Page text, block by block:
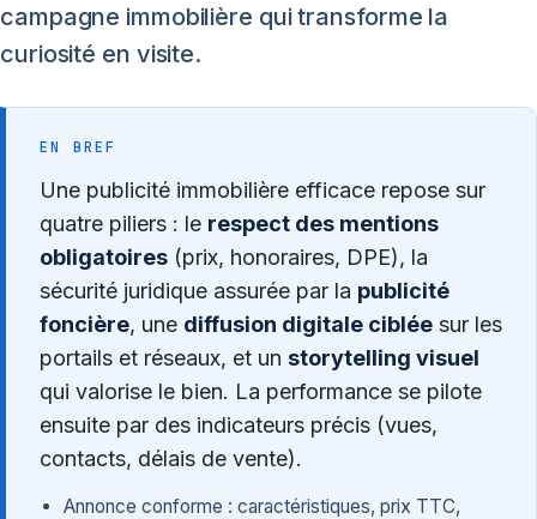
campagne immobilière qui transforme la
curiosité en visite.
EN BREF
Une publicité immobilière efficace repose sur
quatre piliers : le respect des mentions
obligatoires (prix, honoraires, DPE), la
sécurité juridique assurée par la publicité
foncière, une diffusion digitale ciblée sur les
portails et réseaux, et un storytelling visuel
qui valorise le bien. La performance se pilote
ensuite par des indicateurs précis (vues,
contacts, délais de vente).
Annonce conforme : caractéristiques, prix TTC,